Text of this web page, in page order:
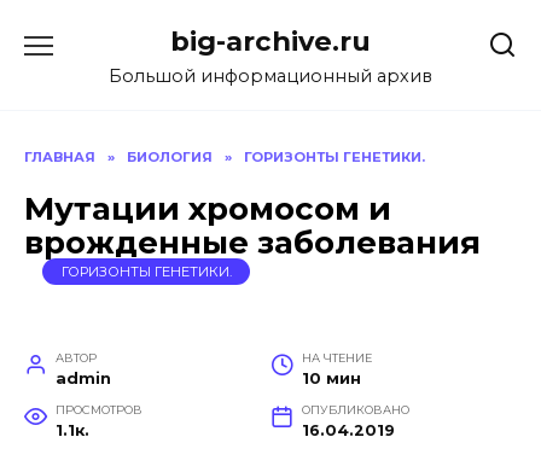
содержанию
big-archive.ru
Большой информационный архив
ГЛАВНАЯ » БИОЛОГИЯ » ГОРИЗОНТЫ ГЕНЕТИКИ.
Мутации хромосом и
врожденные заболевания
ГОРИЗОНТЫ ГЕНЕТИКИ.
АВТОР
admin
НА ЧТЕНИЕ
10 мин
ПРОСМОТРОВ
1.1к.
ОПУБЛИКОВАНО
16.04.2019